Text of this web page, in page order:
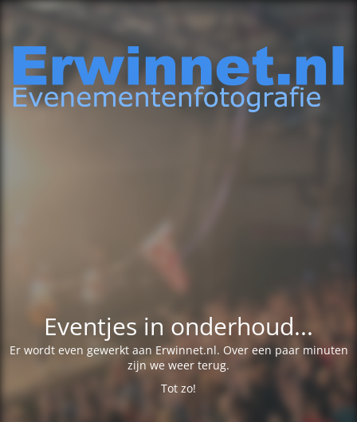
Eventjes in onderhoud...
Er wordt even gewerkt aan Erwinnet.nl. Over een paar minuten
zijn we weer terug.
Tot zo!